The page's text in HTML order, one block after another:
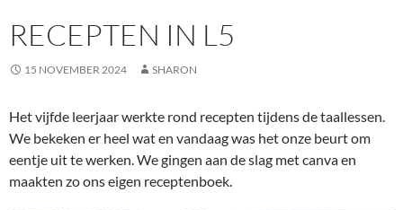
RECEPTEN IN L5
15 NOVEMBER 2024 SHARON
Het vijfde leerjaar werkte rond recepten tijdens de taallessen.
We bekeken er heel wat en vandaag was het onze beurt om
eentje uit te werken. We gingen aan de slag met canva en
maakten zo ons eigen receptenboek.